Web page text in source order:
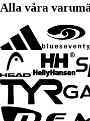
Alla våra